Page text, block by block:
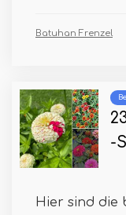
Batuhan Frenzel
-
Hier sind die